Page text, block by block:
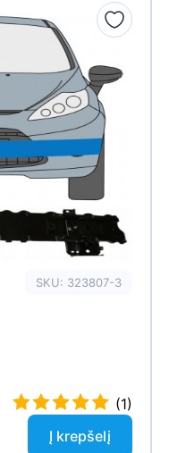
SKU: 323807-3
(1)
Į krepšelį